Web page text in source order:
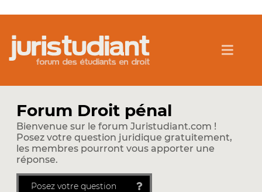
Forum Droit pénal
Bienvenue sur le forum Juristudiant.com !
Posez votre question juridique gratuitement,
les membres pourront vous apporter une
réponse.
Posez votre question